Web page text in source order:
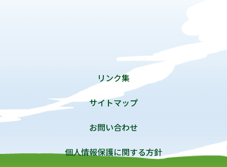
リンク集
サイトマップ
お問い合わせ
個人情報保護に関する方針